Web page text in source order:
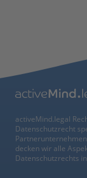
activeMind.legal
Datenschutzrecht
decken wir alle
Datenschutzrechts